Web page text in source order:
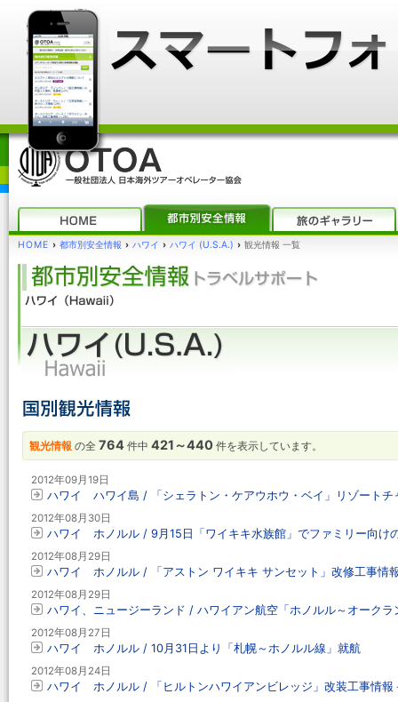
HOME › 都市別安全情報 › ハワイ › ハワイ (U.S.A.) › 観光情報 一覧
観光情報 の全 764 件中 421～440 件を表示しています。
2012年09月19日
ハワイ ハワイ島 / 「シェラトン・ケアウホウ・ベイ」リゾートチ
2012年08月30日
ハワイ ホノルル / 9月15日「ワイキキ水族館」でファミリー向け
2012年08月29日
ハワイ ホノルル / 「アストン ワイキキ サンセット」改修工事情
2012年08月29日
ハワイ、ニュージーランド / ハワイアン航空「ホノルル～オーク
2012年08月27日
ハワイ ホノルル / 10月31日より「札幌～ホノルル線」就航
2012年08月24日
ハワイ ホノルル / 「ヒルトンハワイアンビレッジ」改装工事情報